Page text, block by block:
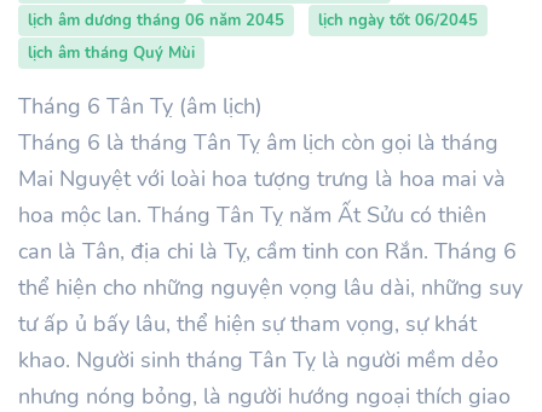
lịch âm dương tháng 06 năm 2045
lịch ngày tốt 06/2045
lịch âm tháng Quý Mùi
Tháng 6 Tân Tỵ (âm lịch)
Tháng 6 là tháng Tân Tỵ âm lịch còn gọi là tháng
Mai Nguyệt với loài hoa tượng trưng là hoa mai và
hoa mộc lan. Tháng Tân Tỵ năm Ất Sửu có thiên
can là Tân, địa chi là Tỵ, cầm tinh con Rắn. Tháng 6
thể hiện cho những nguyện vọng lâu dài, những suy
tư ấp ủ bấy lâu, thể hiện sự tham vọng, sự khát
khao. Người sinh tháng Tân Tỵ là người mềm dẻo
nhưng nóng bỏng, là người hướng ngoại thích giao